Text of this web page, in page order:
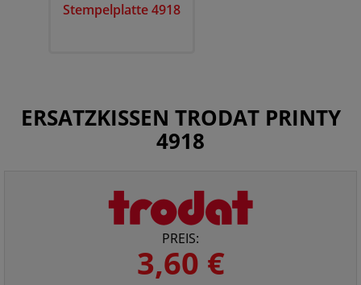
Stempelplatte 4918
ERSATZKISSEN TRODAT PRINTY
4918
PREIS:
3,60 €